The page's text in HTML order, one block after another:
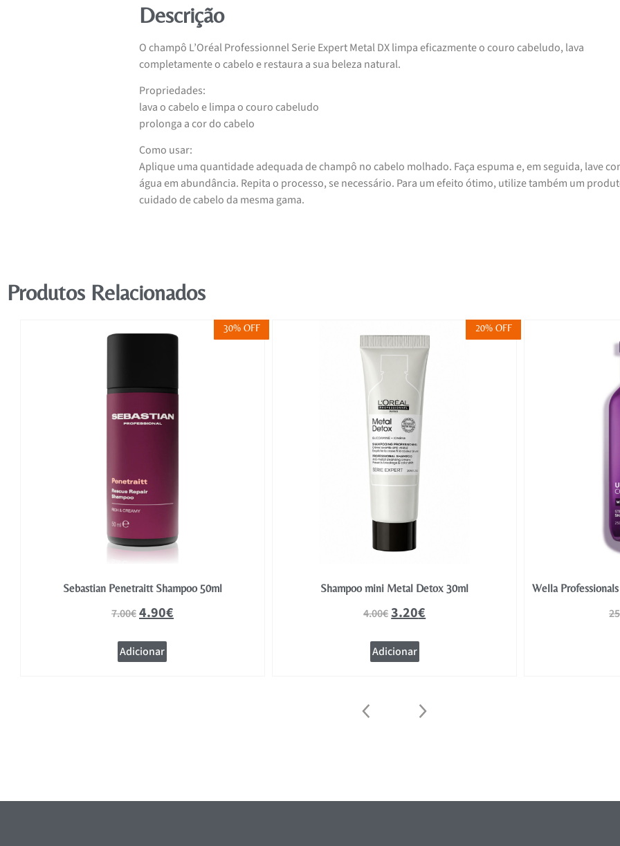
Descrição
O champô L’Oréal Professionnel Serie Expert Metal DX limpa eficazmente o couro cabeludo, lava
completamente o cabelo e restaura a sua beleza natural.
Propriedades:
lava o cabelo e limpa o couro cabeludo
prolonga a cor do cabelo
Como usar:
Aplique uma quantidade adequada de champô no cabelo molhado. Faça espuma e, em seguida, lave
água em abundância. Repita o processo, se necessário. Para um efeito ótimo, utilize também um
cuidado de cabelo da mesma gama.
Produtos Relacionados
30% OFF
Sebastian Penetraitt Shampoo 50ml
7.00€4.90€
Adicionar
20% OFF
Shampoo mini Metal Detox 30ml
4.00€3.20€
Adicionar
Wella